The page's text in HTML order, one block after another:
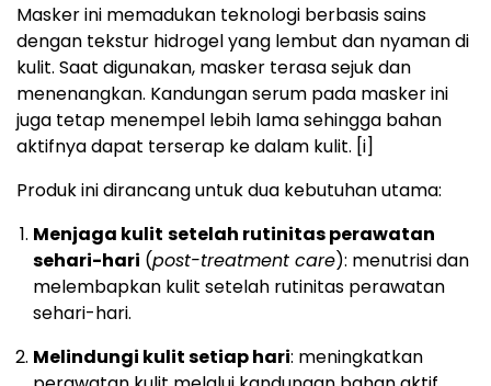
Masker ini memadukan teknologi berbasis sains
dengan tekstur hidrogel yang lembut dan nyaman di
kulit. Saat digunakan, masker terasa sejuk dan
menenangkan. Kandungan serum pada masker ini
juga tetap menempel lebih lama sehingga bahan
aktifnya dapat terserap ke dalam kulit. [i]
Produk ini dirancang untuk dua kebutuhan utama:
Menjaga kulit setelah rutinitas perawatan
sehari-hari (post-treatment care): menutrisi dan
melembapkan kulit setelah rutinitas perawatan
sehari-hari.
Melindungi kulit setiap hari: meningkatkan